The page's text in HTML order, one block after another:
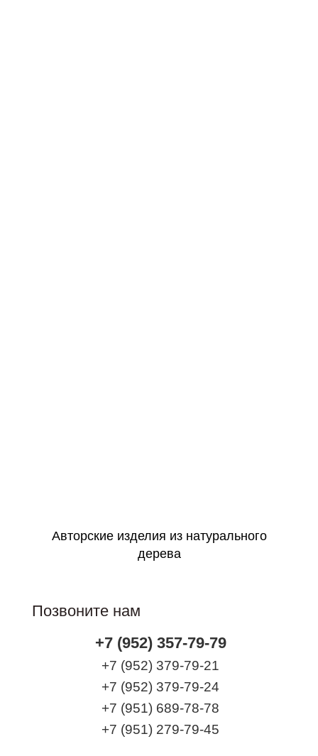
Авторские изделия из натурального
дерева
Позвоните нам
+7 (952) 357-79-79
+7 (952) 379-79-21
+7 (952) 379-79-24
+7 (951) 689-78-78
+7 (951) 279-79-45